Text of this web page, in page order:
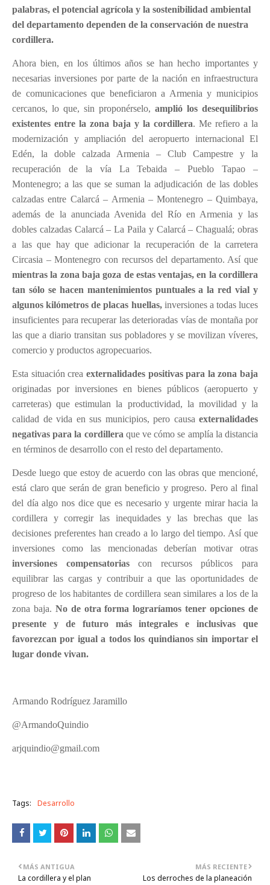
palabras, el potencial agrícola y la sostenibilidad ambiental
del departamento dependen de la conservación de nuestra
cordillera.
Ahora bien, en los últimos años se han hecho importantes y
necesarias inversiones por parte de la nación en infraestructura
de comunicaciones que beneficiaron a Armenia y municipios
cercanos, lo que, sin proponérselo, amplió los desequilibrios
existentes entre la zona baja y la cordillera. Me refiero a la
modernización y ampliación del aeropuerto internacional El
Edén, la doble calzada Armenia – Club Campestre y la
recuperación de la vía La Tebaida – Pueblo Tapao –
Montenegro; a las que se suman la adjudicación de las dobles
calzadas entre Calarcá – Armenia – Montenegro – Quimbaya,
además de la anunciada Avenida del Río en Armenia y las
dobles calzadas Calarcá – La Paila y Calarcá – Chagualá; obras
a las que hay que adicionar la recuperación de la carretera
Circasia – Montenegro con recursos del departamento. Así que
mientras la zona baja goza de estas ventajas, en la cordillera
tan sólo se hacen mantenimientos puntuales a la red vial y
algunos kilómetros de placas huellas,inversiones a todas luces
insuficientes para recuperar las deterioradas vías de montaña por
las que a diario transitan sus pobladores y se movilizan víveres,
comercio y productos agropecuarios.
Esta situación crea externalidades positivas para la zona baja
originadas por inversiones en bienes públicos (aeropuerto y
carreteras) que estimulan la productividad, la movilidad y la
calidad de vida en sus municipios, pero causa externalidades
negativas para la cordillera que ve cómo se amplía la distancia
en términos de desarrollo con el resto del departamento.
Desde luego que estoy de acuerdo con las obras que mencioné,
está claro que serán de gran beneficio y progreso. Pero al final
del día algo nos dice que es necesario y urgente mirar hacia la
cordillera y corregir las inequidades y las brechas que las
decisiones preferentes han creado a lo largo del tiempo. Así que
inversiones como las mencionadas deberían motivar otras
inversiones compensatoriascon recursos públicos para
equilibrar las cargas y contribuir a que las oportunidades de
progreso de los habitantes de cordillera sean similares a los de la
zona baja. No de otra forma lograríamos tener opciones de
presente y de futuro más integrales e inclusivas que
favorezcan por igual a todos los quindianos sin importar el
lugar donde vivan.
Armando Rodríguez Jaramillo
@ArmandoQuindio
arjquindio@gmail.com
Tags: Desarrollo
MÁS RECIENTE
Los derroches de la planeación
MÁS ANTIGUA
La cordillera y el plan